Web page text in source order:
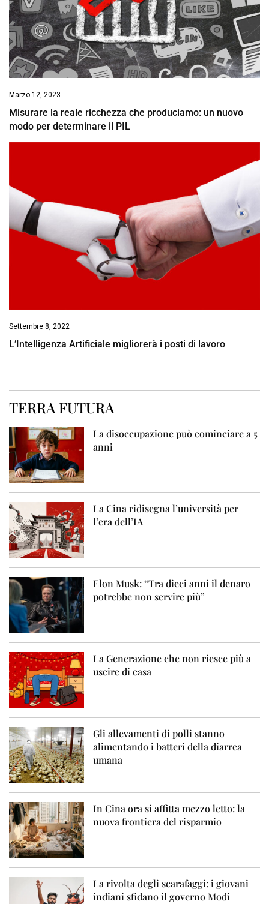
Marzo 12, 2023
Misurare la reale ricchezza che produciamo: un nuovo
modo per determinare il PIL
Settembre 8, 2022
L’Intelligenza Artificiale migliorerà i posti di lavoro
TERRA FUTURA
La disoccupazione può cominciare a 5
anni
La Cina ridisegna l’università per
l’era dell’IA
Elon Musk: “Tra dieci anni il denaro
potrebbe non servire più”
La Generazione che non riesce più a
uscire di casa
Gli allevamenti di polli stanno
alimentando i batteri della diarrea
umana
In Cina ora si affitta mezzo letto: la
nuova frontiera del risparmio
La rivolta degli scarafaggi: i giovani
indiani sfidano il governo Modi